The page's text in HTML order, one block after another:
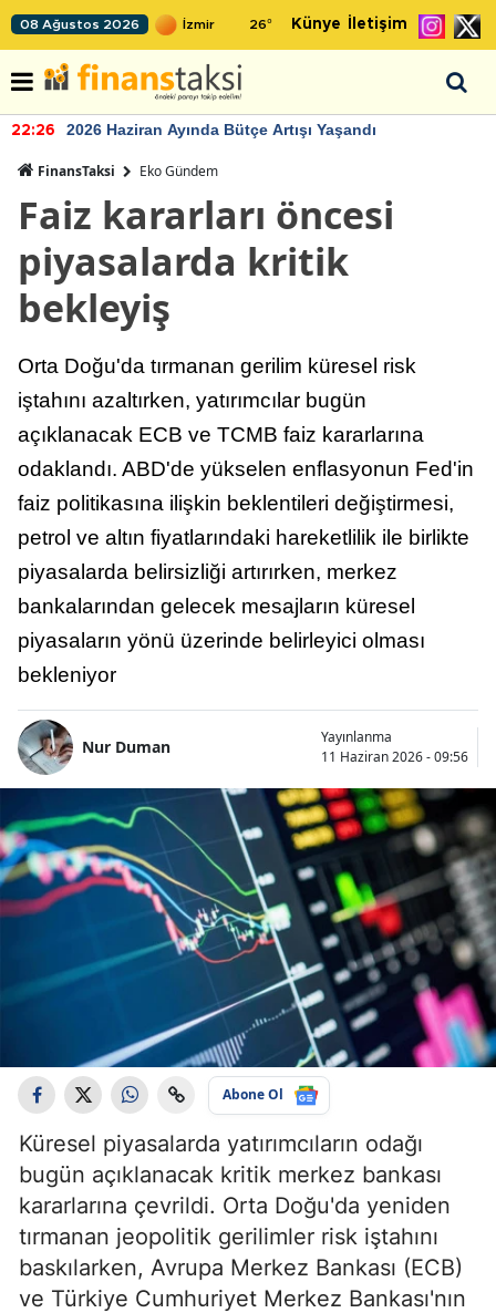
08 Ağustos 2026 26° Künye İletişim
22:26 2026 Haziran Ayında Bütçe Artışı Yaşandı
FinansTaksi Eko Gündem
Faiz kararları öncesi
piyasalarda kritik
bekleyiş
Orta Doğu'da tırmanan gerilim küresel risk
iştahını azaltırken, yatırımcılar bugün
açıklanacak ECB ve TCMB faiz kararlarına
odaklandı. ABD'de yükselen enflasyonun Fed'in
faiz politikasına ilişkin beklentileri değiştirmesi,
petrol ve altın fiyatlarındaki hareketlilik ile birlikte
piyasalarda belirsizliği artırırken, merkez
bankalarından gelecek mesajların küresel
piyasaların yönü üzerinde belirleyici olması
bekleniyor
Nur Duman
Yayınlanma
11 Haziran 2026 - 09:56
Abone Ol
Küresel piyasalarda yatırımcıların odağı
bugün açıklanacak kritik merkez bankası
kararlarına çevrildi. Orta Doğu'da yeniden
tırmanan jeopolitik gerilimler risk iştahını
baskılarken, Avrupa Merkez Bankası (ECB)
ve Türkiye Cumhuriyet Merkez Bankası'nın